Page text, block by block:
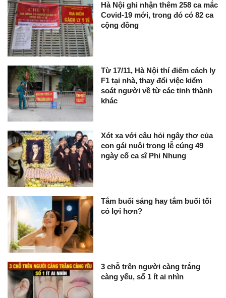
Hà Nội ghi nhận thêm 258 ca mắc
Covid-19 mới, trong đó có 82 ca
cộng đồng
Từ 17/11, Hà Nội thí điểm cách ly
F1 tại nhà, thay đổi việc kiểm
soát người về từ các tỉnh thành
khác
Xót xa với câu hỏi ngây thơ của
con gái nuôi trong lễ cúng 49
ngày cố ca sĩ Phi Nhung
Tắm buổi sáng hay tắm buổi tối
có lợi hơn?
3 chỗ trên người càng trắng
càng yếu, số 1 ít ai nhìn